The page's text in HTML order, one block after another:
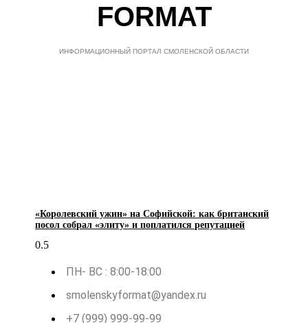
FORMAT
ИНФОРМАЦИОННЫЙ ПОРТАЛ СМОЛЕНСКОЙ ОБЛАСТИ
«Королевский ужин» на Софийской: как британский
посол собрал «элиту» и поплатился репутацией
ПН- ВС : 8:00-18:00
smolenskyformat@yandex.ru
+7 (999) 999-99-99